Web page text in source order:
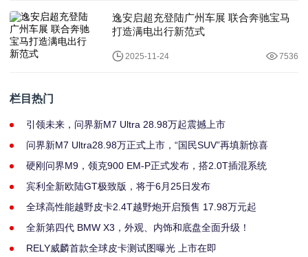
逸安启超充登陆广州车展 联合奔驰宝马
打造满电出行新范式
2025-11-24 7536
栏目热门
引领未来，问界新M7 Ultra 28.98万起震撼上市
问界新M7 Ultra28.98万正式上市，“国民SUV”再填新惊喜
硬刚问界M9，领克900 EM-P正式发布，搭2.0T插混系统
宾利全新欧陆GT极致版，将于6月25日发布
全球高性能越野皮卡2.4T越野炮开启预售 17.98万元起
全新第四代 BMW X3，外观、内饰和底盘全面升级！
RELY威麟首款全球皮卡测试图曝光 上市在即